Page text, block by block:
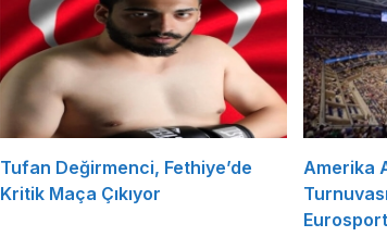
Tufan Değirmenci, Fethiye’de
Kritik Maça Çıkıyor
Amerika